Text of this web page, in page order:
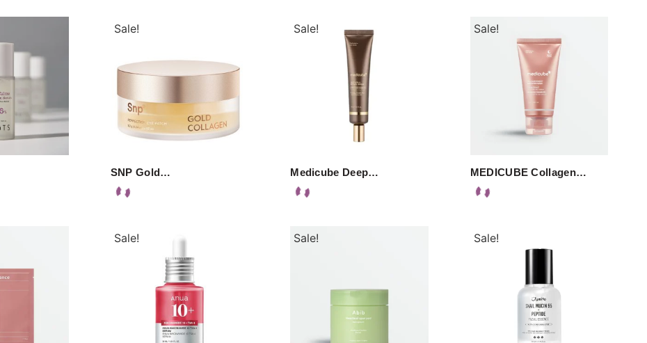
Sale!
SNP Gold…
Sale!
Medicube Deep…
Sale!
MEDICUBE Collagen…
Sale! Sale! Sale!